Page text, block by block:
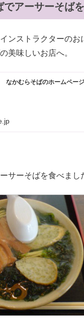
でアーサーそば
ンストラクターのお
美味しいお店へ。
なかむらそばのホームページ
サーそばを食べまし